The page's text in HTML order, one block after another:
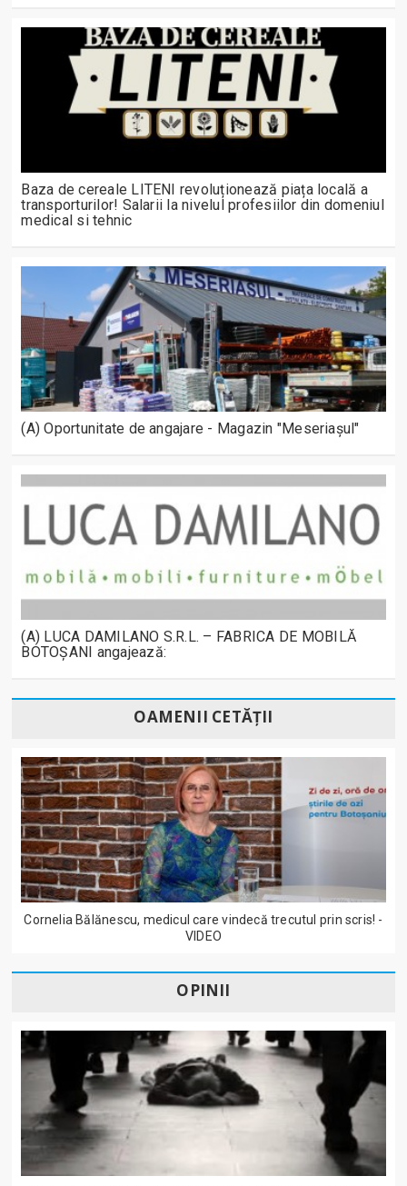
Baza de cereale LITENI revoluționează piața locală a
transporturilor! Salarii la nivelul profesiilor din domeniul
medical si tehnic
(A) Oportunitate de angajare - Magazin "Meseriașul"
(A) LUCA DAMILANO S.R.L. – FABRICA DE MOBILĂ
BOTOȘANI angajează:
OAMENII CETĂȚII
Cornelia Bălănescu, medicul care vindecă trecutul prin scris! -
VIDEO
OPINII